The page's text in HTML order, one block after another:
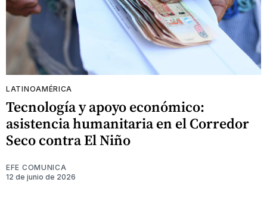
LATINOAMÉRICA
Tecnología y apoyo económico:
asistencia humanitaria en el Corredor
Seco contra El Niño
EFE COMUNICA
12 de junio de 2026